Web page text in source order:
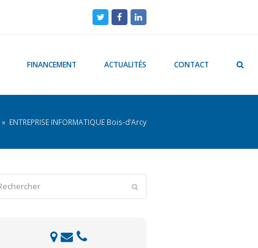
TwitterFacebookLinkedIn
FINANCEMENT ACTUALITÉS CONTACT
» ENTREPRISE INFORMATIQUE Bois-d’Arcy